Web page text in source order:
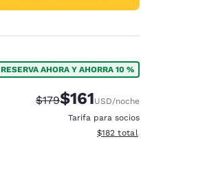
RESERVA AHORA Y AHORRA 10 %
Precio tachado:
$179Precio con descuento:
$161USD/noche
Tarifa para socios
Ver detalles del total
$182 total